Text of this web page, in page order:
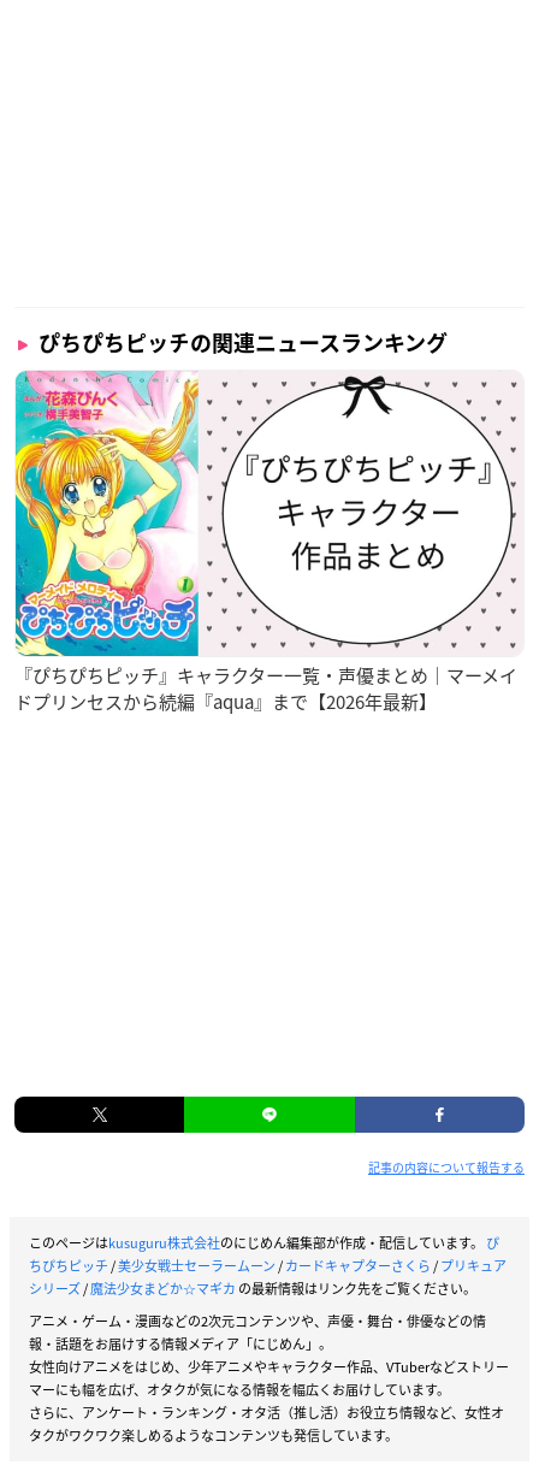
ぴちぴちピッチの関連ニュースランキング
『ぴちぴちピッチ』キャラクター一覧・声優まとめ｜マーメイ
ドプリンセスから続編『aqua』まで【2026年最新】
記事の内容について報告する
このページはkusuguru株式会社のにじめん編集部が作成・配信しています。 ぴ
ちぴちピッチ/美少女戦士セーラームーン/カードキャプターさくら/プリキュア
シリーズ/魔法少女まどか☆マギカ の最新情報はリンク先をご覧ください。
アニメ・ゲーム・漫画などの2次元コンテンツや、声優・舞台・俳優などの情
報・話題をお届けする情報メディア「にじめん」。
女性向けアニメをはじめ、少年アニメやキャラクター作品、VTuberなどストリー
マーにも幅を広げ、オタクが気になる情報を幅広くお届けしています。
さらに、アンケート・ランキング・オタ活（推し活）お役立ち情報など、女性オ
タクがワクワク楽しめるようなコンテンツも発信しています。